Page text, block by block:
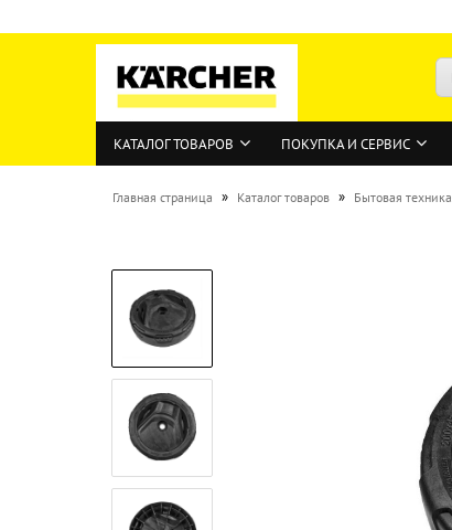
КАТАЛОГ ТОВАРОВ ПОКУПКА И СЕРВИС
Главная страница » Каталог товаров » Бытовая техника